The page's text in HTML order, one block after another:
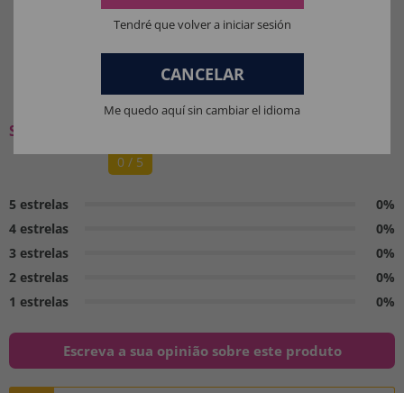
O QUE OS NOSSOS CLIENTES
PENSAM:
Seja o primeiro a deixar a sua opinião
0 / 5
5 estrelas
0%
4 estrelas
0%
3 estrelas
0%
2 estrelas
0%
1 estrelas
0%
Escreva a sua opinião sobre este produto
Tendré que volver a iniciar sesión
CANCELAR
Me quedo aquí sin cambiar el idioma